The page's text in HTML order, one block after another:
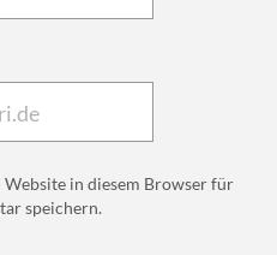
in diesem Browser für
speichern.